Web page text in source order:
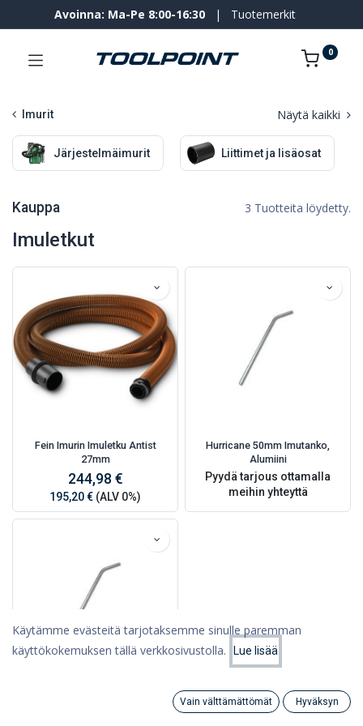
Suosituimmat
Category
Avoinna: Ma-Pe 8:00-16:30 | Tuotemerkit
0
Imurit Näytä kaikki
Järjestelmäimurit Liittimet ja lisäosat
Kauppa 3 Tuotteita löydetty.
Imuletkut
Fein Imurin Imuletku Antist
27mm
244,98 €
195,20 € (ALV 0%)
Hurricane 50mm Imutanko,
Alumiini
Pyydä tarjous ottamalla
meihin yhteyttä
Käytämme evästeitä tarjotaksemme sinulle paremman
käyttökokemuksen tällä verkkosivustolla.
Lue lisää
Vain välttämättömät Hyväksyn